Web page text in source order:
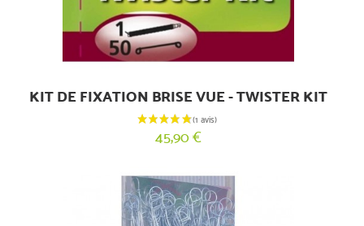
KIT DE FIXATION BRISE VUE - TWISTER KIT
45,90 €